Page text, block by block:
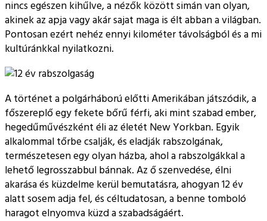
nincs egészen kihűlve, a nézők között simán van olyan,
akinek az apja vagy akár sajat maga is élt abban a világban.
Pontosan ezért nehéz ennyi kilométer távolságból és a mi
kultúránkkal nyilatkozni.
A történet a polgárháború előtti Amerikában játszódik, a
főszereplő egy fekete bőrű férfi, aki mint szabad ember,
hegedűművészként éli az életét New Yorkban. Egyik
alkalommal tőrbe csalják, és eladják rabszolgának,
természetesen egy olyan házba, ahol a rabszolgákkal a
lehető legrosszabbul bánnak. Az ő szenvedése, élni
akarása és küzdelme kerül bemutatásra, ahogyan 12 év
alatt sosem adja fel, és céltudatosan, a benne tomboló
haragot elnyomva küzd a szabadságáért.